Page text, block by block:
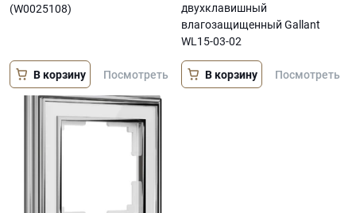
(W0025108)
В корзину Посмотреть
двухклавишный
влагозащищенный Gallant
WL15-03-02
В корзину Посмотреть